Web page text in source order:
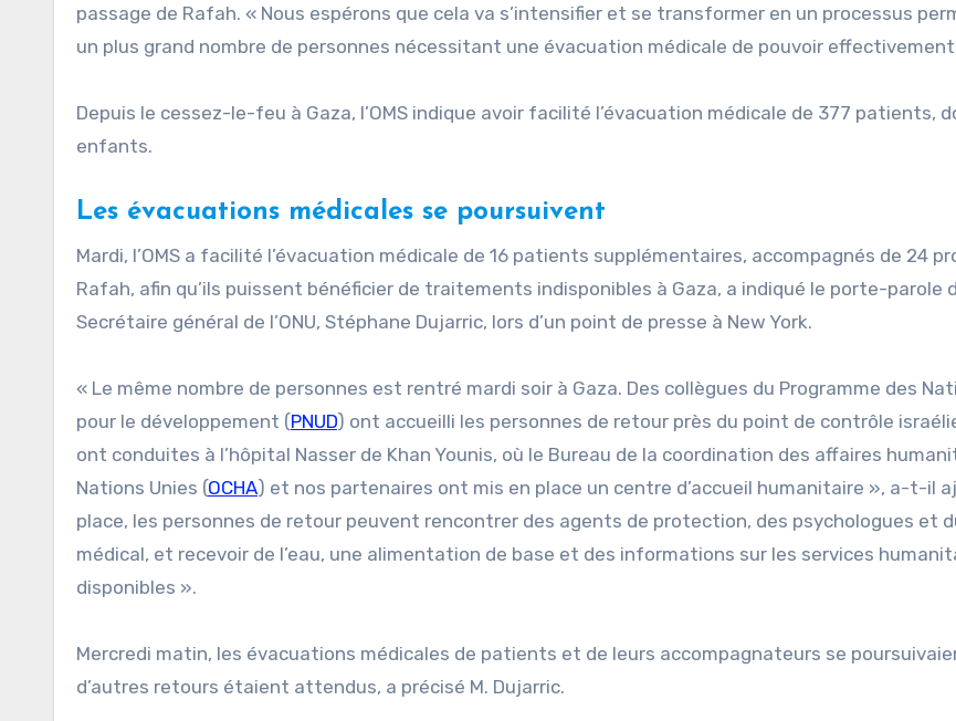
passage de Rafah. « Nous espérons que cela va s’intensifier et se transformer en un processus
un plus grand nombre de personnes nécessitant une évacuation médicale de pouvoir
Depuis le cessez-le-feu à Gaza, l’OMS indique avoir facilité l’évacuation médicale de 377 patients,
enfants.
Les évacuations médicales se poursuivent
Mardi, l’OMS a facilité l’évacuation médicale de 16 patients supplémentaires, accompagnés de 24
Rafah, afin qu’ils puissent bénéficier de traitements indisponibles à Gaza, a indiqué le porte-parole
Secrétaire général de l’ONU, Stéphane Dujarric, lors d’un point de presse à New York.
« Le même nombre de personnes est rentré mardi soir à Gaza. Des collègues du Programme des
pour le développement (PNUD) ont accueilli les personnes de retour près du point de contrôle
ont conduites à l’hôpital Nasser de Khan Younis, où le Bureau de la coordination des affaires
Nations Unies (OCHA) et nos partenaires ont mis en place un centre d’accueil humanitaire », a-t-il
place, les personnes de retour peuvent rencontrer des agents de protection, des psychologues et
médical, et recevoir de l’eau, une alimentation de base et des informations sur les services
disponibles ».
Mercredi matin, les évacuations médicales de patients et de leurs accompagnateurs se
d’autres retours étaient attendus, a précisé M. Dujarric.